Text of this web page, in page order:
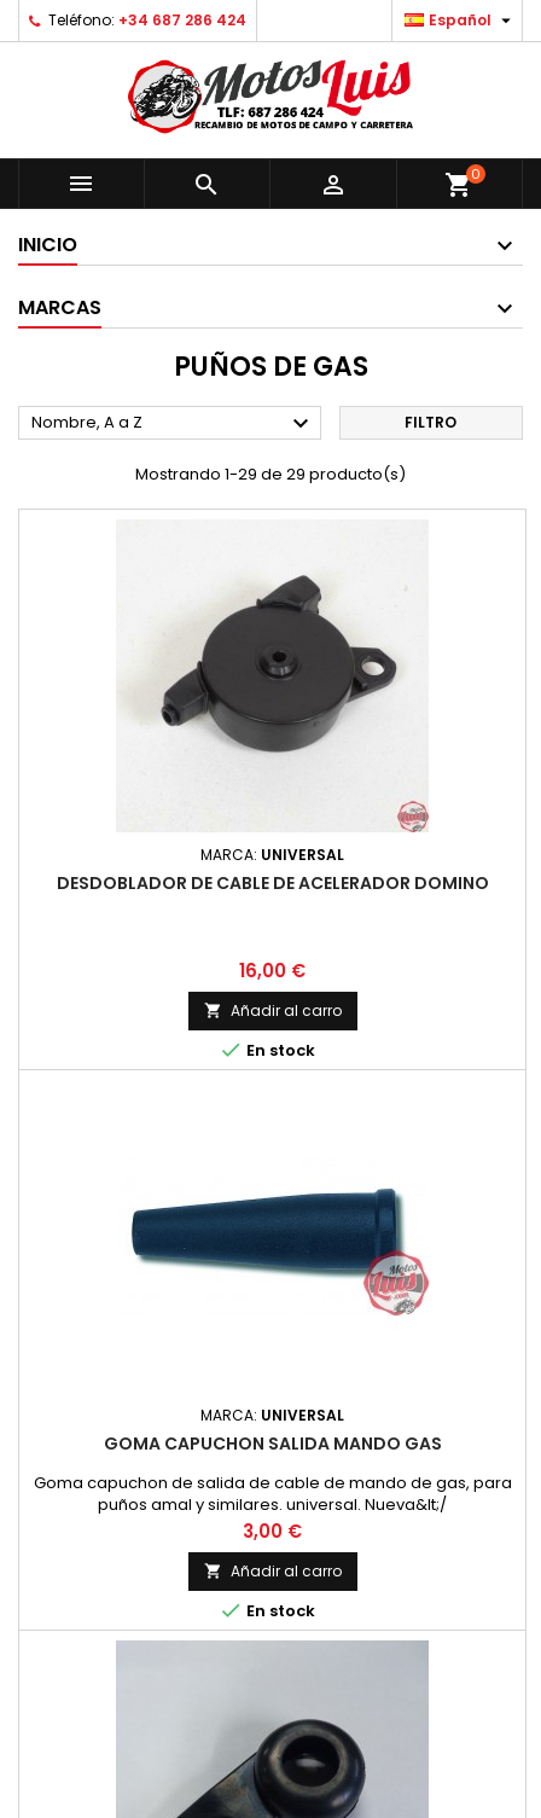
Teléfono: +34 687 286 424 Español 
   shopping_cart0
INICIO
MARCAS
PUÑOS DE GAS
Nombre, A a Z  FILTRO
Mostrando 1-29 de 29 producto(s)
MARCA: UNIVERSAL
DESDOBLADOR DE CABLE DE ACELERADOR DOMINO
Precio
16,00 €
 Añadir al carro
 En stock
MARCA: UNIVERSAL
GOMA CAPUCHON SALIDA MANDO GAS
Goma capuchon de salida de cable de mando de gas, para
puños amal y similares. universal. Nueva&lt;/
Precio
3,00 €
 Añadir al carro
 En stock